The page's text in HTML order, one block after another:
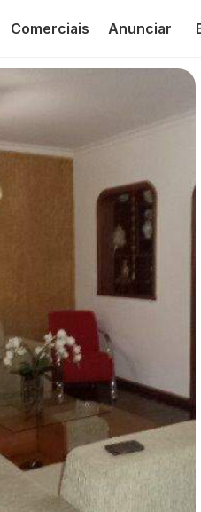
Comerciais Anunciar